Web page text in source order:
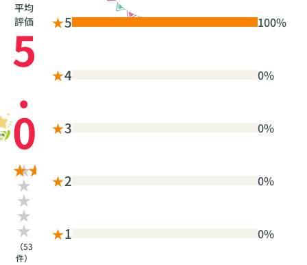
平均
評価
5
.
0
（53
件）
★5 100%
★4 0%
★3 0%
★2 0%
★1 0%